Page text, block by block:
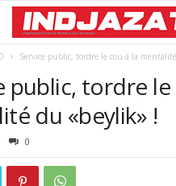
Service public, tordre le cou à la
public, tordre le
du «beylik» !
0